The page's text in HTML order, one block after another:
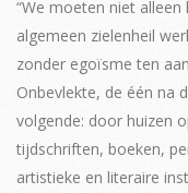
“We moeten niet
algemeen zielenheil
zonder egoïsme ten
Onbevlekte, de één na
volgende: door huizen
tijdschriften, boeken,
artistieke en literaire